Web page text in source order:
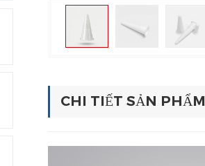
CHI TIẾT SẢN PHẨM